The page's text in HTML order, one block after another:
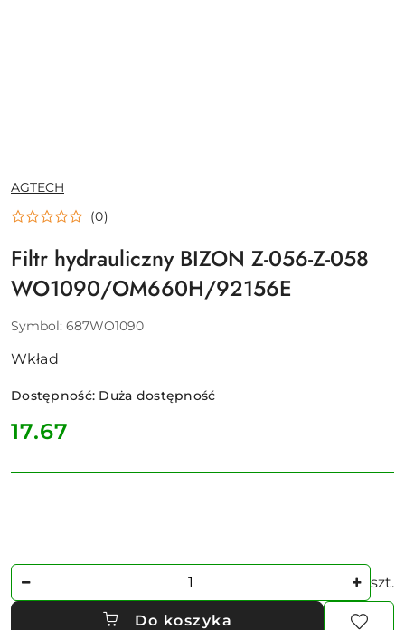
NAZWA
PRODUCENTA:
AGTECH
(0)
Filtr hydrauliczny BIZON Z-056-Z-058
WO1090/OM660H/92156E
Symbol: 687WO1090
Wkład
Dostępność: Duża dostępność
cena:
17.67
Ilość szt.
Do koszyka